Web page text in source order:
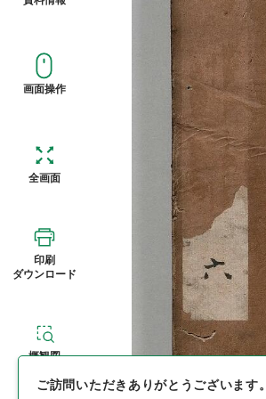
画面操作
全画面
印刷
ダウンロード
概観図
ご訪問いただきありがとうございます。